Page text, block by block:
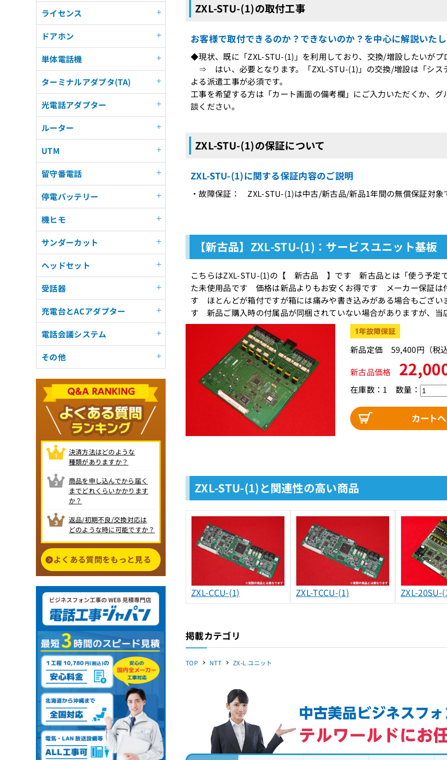
ZXL-STU-(1)の取付工事
お客様で取付できるのか？できないのか？を中心に解説いた
◆現状、既に「ZXL-STU-(1)」を利用しており、交換/増設したいがプ
⇒ はい、必要となります。「ZXL-STU-(1)」の交換/増設は「シス
よる派遣工事が必須です。
工事を希望する方は「カート画面の備考欄」にご入力いただくか、グ
談ください。
ZXL-STU-(1)の保証について
ZXL-STU-(1)に関する保証内容のご説明
・故障保証： ZXL-STU-(1)は中古/新古品/新品1年間の無償保証対象
【新古品】ZXL-STU-(1)：サービスユニット基板
こちらはZXL-STU-(1)の【 新古品 】です 新古品とは「使う予定
た未使用品です 価格は新品よりもお安くお得です メーカー保証は
す ほとんどが箱付ですが箱には痛みや書き込みがある場合もござ
す 新品ご購入時の付属品が同梱されていない場合がありますが、
新品定価 59,400円（税
新古品価格
在庫数：1 数量：
ZXL-STU-(1)と関連性の高い商品
ZXL-CCU-(1) ZXL-TCCU-(1) ZXL-20SU-
掲載カテゴリ
TOP NTT ZX-L ユニット
ライセンス
ドアホン
単体電話機
ターミナルアダプタ(TA)
光電話アダプター
ルーター
UTM
留守番電話
停電バッテリー
機ヒモ
サンダーカット
ヘッドセット
受話器
充電台とACアダプター
電話会議システム
その他
決済方法はどのような
種類がありますか？
商品を申し込んでから届く
までどれくらいかかります
か？
返品/初期不良/交換対応は
どのような時に可能ですか？
よくある質問をもっと見る